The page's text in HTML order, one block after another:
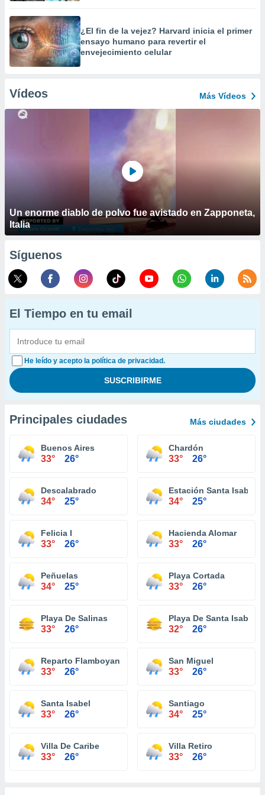
¿El fin de la vejez? Harvard inicia el primer
ensayo humano para revertir el
envejecimiento celular
Vídeos Más Vídeos
Un enorme diablo de polvo fue avistado en Zapponeta,
Italia
Síguenos
El Tiempo en tu email
He leído y acepto la política de privacidad.
Principales ciudades Más ciudades
Buenos Aires
33° 26°
Chardón
33° 26°
Descalabrado
34° 25°
Estación Santa Isabel
34° 25°
Felicia I
33° 26°
Hacienda Alomar
33° 26°
Peñuelas
34° 25°
Playa Cortada
33° 26°
Playa De Salinas
33° 26°
Playa De Santa Isabel
32° 26°
Reparto Flamboyan
33° 26°
San Miguel
33° 26°
Santa Isabel
33° 26°
Santiago
34° 25°
Villa De Caribe
33° 26°
Villa Retiro
33° 26°